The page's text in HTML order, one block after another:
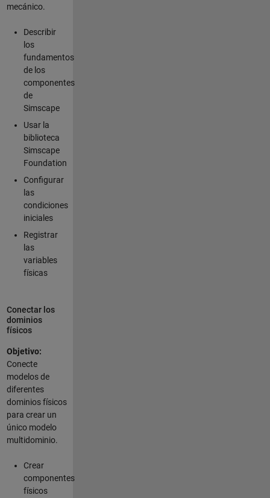
mecánico.
Describir
los
fundamentos
de los
componentes
de
Simscape
Usar la
biblioteca
Simscape
Foundation
Configurar
las
condiciones
iniciales
Registrar
las
variables
físicas
Conectar los
dominios
físicos
Objetivo:
Conecte
modelos de
diferentes
dominios físicos
para crear un
único modelo
multidominio.
Crear
componentes
físicos